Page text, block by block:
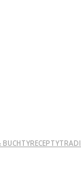
BUCHTYRECEPTY